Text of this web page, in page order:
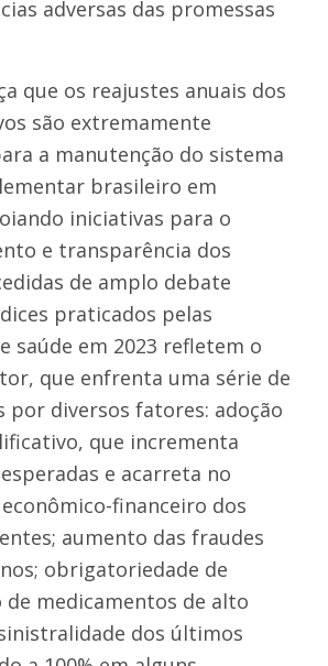
adversas das promessas
que os reajustes anuais dos
são extremamente
a manutenção do sistema
brasileiro em
iniciativas para o
e transparência dos
de amplo debate
praticados pelas
saúde em 2023 refletem o
que enfrenta uma série de
por diversos fatores: adoção
que incrementa
e acarreta no
financeiro dos
aumento das fraudes
obrigatoriedade de
medicamentos de alto
dos últimos